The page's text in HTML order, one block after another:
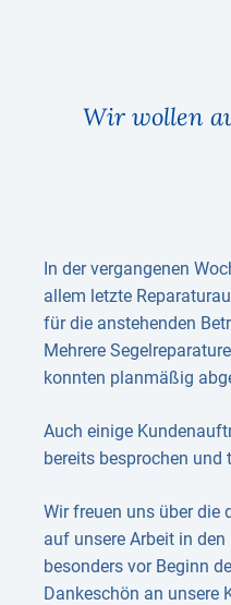
Wir wollen
In der vergangenen
allem letzte
für die anstehenden
Mehrere
konnten planmäßig
Auch einige
bereits besprochen und
Wir freuen uns über die
auf unsere Arbeit in
besonders vor Beginn
Dankeschön an unsere